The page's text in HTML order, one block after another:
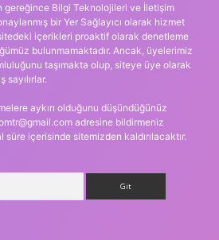
gereğince Bilgi Teknolojileri ve İletişim
bir Yer Sağlayıcı olarak hizmet
içerikleri proaktif olarak denetleme
bulunmamaktadır. Ancak, üyelerimiz
taşımakta olup, siteye üye olarak
sayılırlar.
aykırı olduğunu düşündüğünüz
adresine bildirmeniz
içerisinde sitemizden kaldırılacaktır.